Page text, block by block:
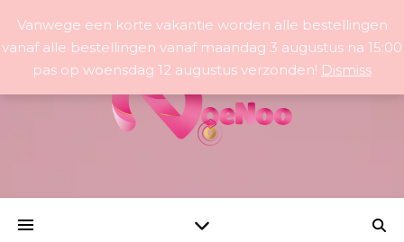
Vanwege een korte vakantie worden alle bestellingen
vanaf alle bestellingen vanaf maandag 3 augustus na 15:00
pas op woensdag 12 augustus verzonden! Dismiss